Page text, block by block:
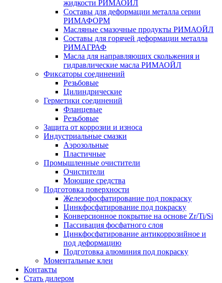
жидкости РИМАОЙЛ
Составы для деформации металла серии
РИМАФОРМ
Масляные смазочные продукты РИМАОЙЛ
Составы для горячей деформации металла
РИМАГРАФ
Масла для направляющих скольжения и
гидравлические масла РИМАОЙЛ
Фиксаторы соединений
Резьбовые
Цилиндрические
Герметики соединений
Фланцевые
Резьбовые
Защита от коррозии и износа
Индустриальные смазки
Аэрозольные
Пластичные
Промышленные очистители
Очистители
Моющие средства
Подготовка поверхности
Железофосфатирование под покраску
Цинкфосфатирование под покраску
Конверсионное покрытие на основе Zr/Ti/Si
Пассивация фосфатного слоя
Цинкфосфатирование антикоррозийное и
под деформацию
Подготовка алюминия под покраску
Моментальные клеи
Контакты
Стать дилером